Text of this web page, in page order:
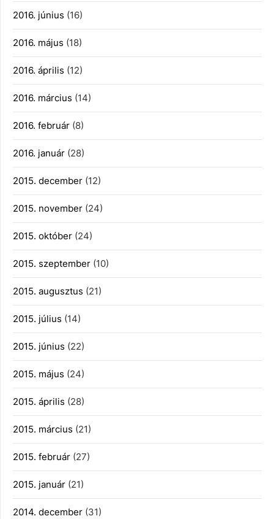
2016. június (16)
2016. május (18)
2016. április (12)
2016. március (14)
2016. február (8)
2016. január (28)
2015. december (12)
2015. november (24)
2015. október (24)
2015. szeptember (10)
2015. augusztus (21)
2015. július (14)
2015. június (22)
2015. május (24)
2015. április (28)
2015. március (21)
2015. február (27)
2015. január (21)
2014. december (31)